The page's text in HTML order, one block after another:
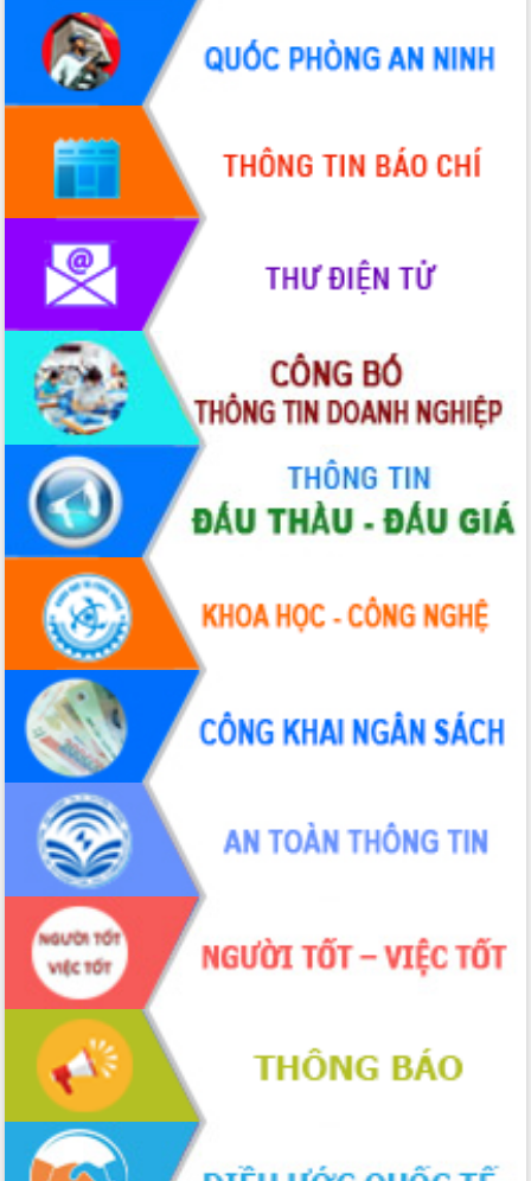
Phó Chủ tịch UBND tỉnh Đắk Lắk
Trương Công Thái kiểm tra thực địa
Dự án cao tốc Khánh Hòa - Buôn Ma
Định vị cà phê Việt Nam như một “di
sản sống” trong dòng chảy toàn cầu
Xây dựng nông thôn mới: Nâng cao đời
sống người dân từ những mô hình thiết
Quyết liệt tháo gỡ vướng mắc, đẩy
nhanh tiến độ các dự án trọng điểm
trong Khu kinh tế Nam Phú Yên
Hòn Yến phát triển du lịch gắn với bảo
tồn biển
Lấy ý kiến điều chỉnh Quy hoạch tỉnh
Đắk Lắk thời kỳ 2021-2030, tầm nhìn
đến năm 2050
Phát động chiến dịch 30 ngày đêm
giải phóng mặt bằng Tuyến đường bộ
ven biển
Đắk Lắk nỗ lực thúc đẩy tăng trưởng
kinh tế từ 10% trở lên trong Quý
II/2026
Đắk Lắk ký kết thỏa thuận hợp tác về
chuyển đổi số giai đoạn 2026 – 2030
với Tập đoàn Bưu chính Viễn thông
Việt Nam
Thứ trưởng Bộ Y tế làm việc với tỉnh
Đắk Lắk về phát triển nhân lực y tế
cho trạm y tế cấp xã
Du lịch Đắk Lắk nâng tầm trải nghiệm
du khách thông qua Hệ thống cơ sở dữ
liệu và Bản đồ số
Tập huấn ứng dụng trí tuệ nhân tạo (AI)
trong thương mại điện tử năm 2026
Đoàn đại biểu Quốc hội tỉnh Đắk Lắk
trao đổi thông tin trước Kỳ họp thứ
nhất, Quốc hội khóa XVI
Quyết liệt cải cách hành chính, khơi
thông nguồn lực phát triển
Nâng cao hiệu lực, hiệu quả HĐND
tỉnh thông qua hiện đại hóa hành chính
Xã Ea Phê gắn cải cách hành chính với
chuyển đổi số
Phó Chủ tịch Thường trực UBND tỉnh